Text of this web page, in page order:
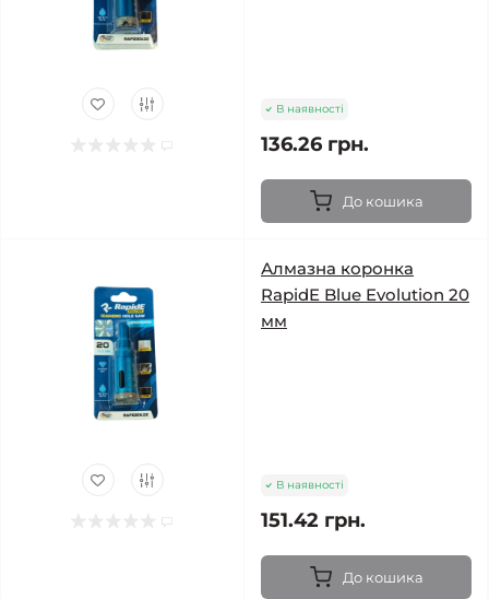
В наявності
136.26 грн.
До кошика
Алмазна коронка
RapidE Blue Evolution 20
мм
В наявності
151.42 грн.
До кошика